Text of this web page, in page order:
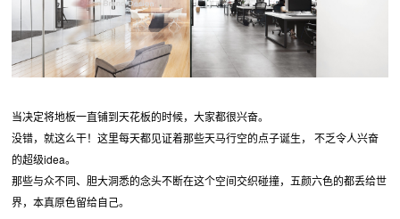
当决定将地板一直铺到天花板的时候，大家都很兴奋。
没错，就这么干！这里每天都见证着那些天马行空的点子诞生， 不乏令人兴奋
的超级idea。
那些与众不同、胆大洞悉的念头不断在这个空间交织碰撞，五颜六色的都丢给世
界，本真原色留给自己。